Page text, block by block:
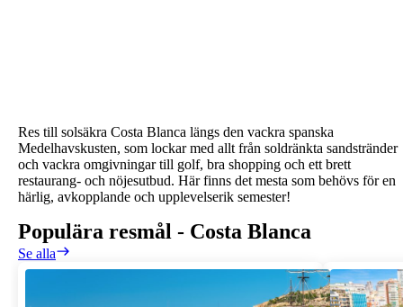
Res till solsäkra Costa Blanca längs den vackra spanska
Medelhavskusten, som lockar med allt från soldränkta sandstränder
och vackra omgivningar till golf, bra shopping och ett brett
restaurang- och nöjesutbud. Här finns det mesta som behövs för en
härlig, avkopplande och upplevelserik semester!
Populära resmål - Costa Blanca
Se alla